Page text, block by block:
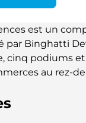
est un
par Binghatti
cinq podiums
au rez-
de 422
domotiques
de 5